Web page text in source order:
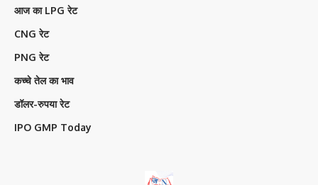
आज का LPG रेट
CNG रेट
PNG रेट
कच्चे तेल का भाव
डॉलर-रुपया रेट
IPO GMP Today